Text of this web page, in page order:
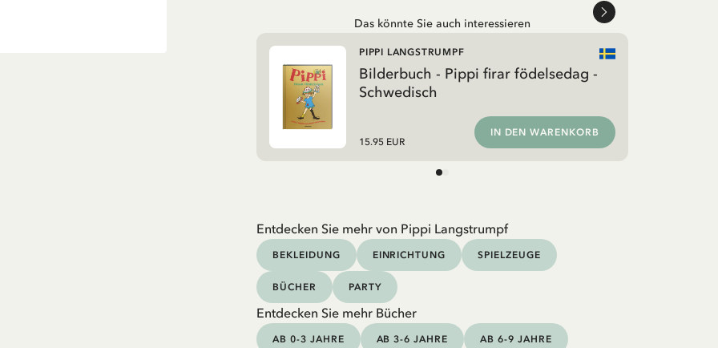
Das könnte Sie auch interessieren
Bilderbuch - Pippi firar födelsedag -
Schwedisch
PIPPI LANGSTRUMPF
15.95 EUR
IN DEN WARENKORB
Entdecken Sie mehr von Pippi Langstrumpf
BEKLEIDUNG EINRICHTUNG SPIELZEUGE
BÜCHER PARTY
Entdecken Sie mehr Bücher
AB 0-3 JAHRE AB 3-6 JAHRE AB 6-9 JAHRE